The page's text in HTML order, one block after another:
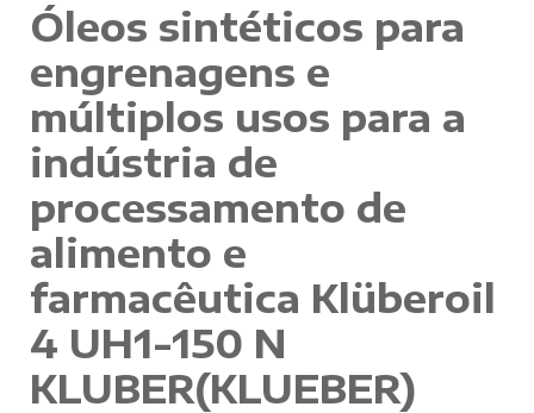
Óleos sintéticos para
engrenagens e
múltiplos usos para a
indústria de
processamento de
alimento e
farmacêutica Klüberoil
4 UH1-150 N
KLUBER(KLUEBER)